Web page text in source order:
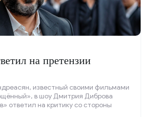
на претензии
известный своими фильмами
в шоу Дмитрия Диброва
ответил на критику со стороны